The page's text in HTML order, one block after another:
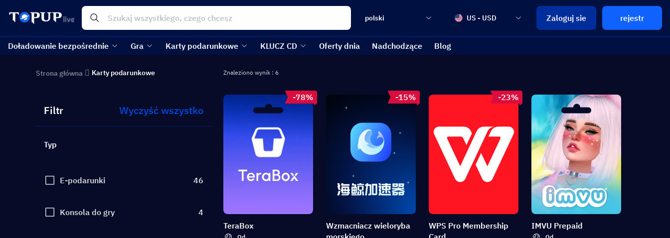
polski US - USD Zaloguj sie rejestr
Doładowanie bezpośrednie Gra Karty podarunkowe KLUCZ CD Oferty dnia Nadchodzące Blog
Strona główna Karty podarunkowe Znaleziono wynik : 6
Filtr Wyczyść wszystko
Typ
E-podarunki 46
Konsola do gry 4
-78%
TeraBox
-15%
Wzmacniacz wieloryba
-23%
WPS Pro Membership
IMVU Prepaid